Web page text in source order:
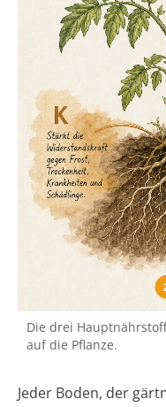
Die drei
auf die Pflanze.
Jeder Boden, der